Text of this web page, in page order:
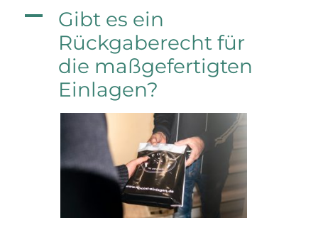
A
Gibt es ein
Rückgaberecht für
die maßgefertigten
Einlagen?